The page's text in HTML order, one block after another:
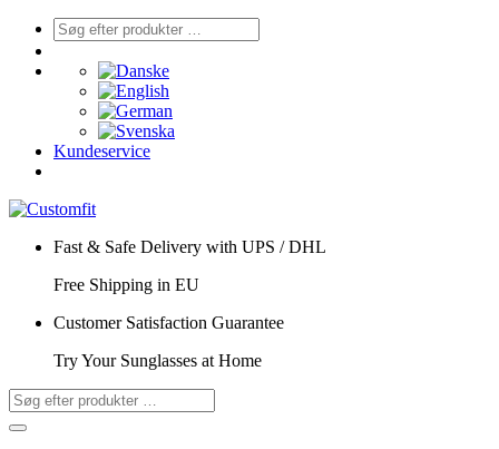
Kundeservice
Fast & Safe Delivery with UPS / DHL
Free Shipping in EU
Customer Satisfaction Guarantee
Try Your Sunglasses at Home